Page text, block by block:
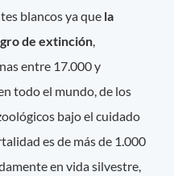
blancos ya que la
de extinción,
entre 17.000 y
todo el mundo, de los
bajo el cuidado
es de más de 1.000
en vida silvestre,